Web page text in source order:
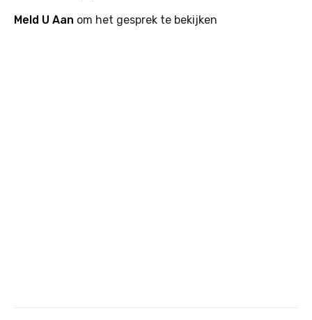
Meld U Aan om het gesprek te bekijken